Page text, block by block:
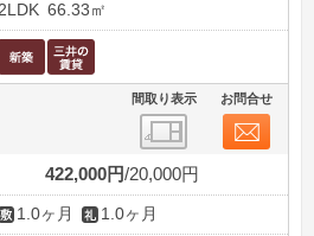
66.33㎡
間取り表示 お問合せ
422,000円 20,000円
1.0ヶ月 1.0ヶ月